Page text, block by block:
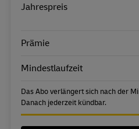
Eigenschaft
Jahrespreis
Prämie
Mindestlaufzeit
Das Abo verlängert sich nach der
Danach jederzeit kündbar.